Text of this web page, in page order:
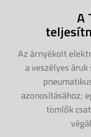
A
Az árnyékolt
a veszélyes
azonosításához;
tömlők